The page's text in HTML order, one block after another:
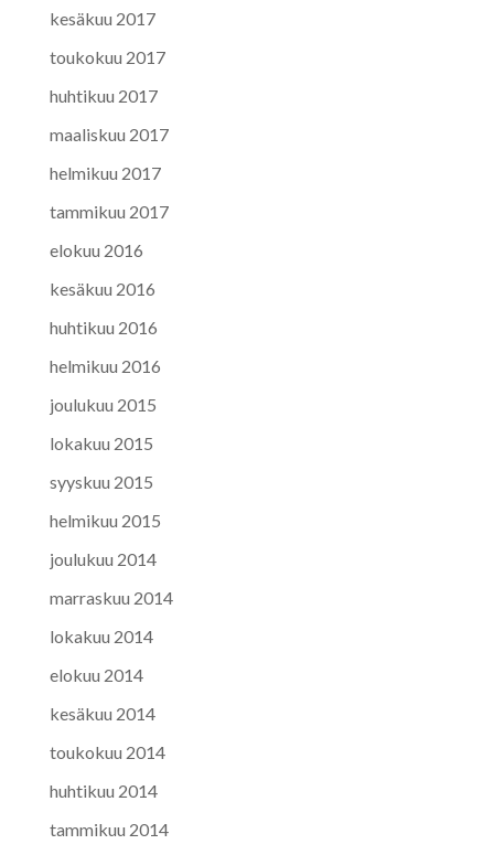
kesäkuu 2017
toukokuu 2017
huhtikuu 2017
maaliskuu 2017
helmikuu 2017
tammikuu 2017
elokuu 2016
kesäkuu 2016
huhtikuu 2016
helmikuu 2016
joulukuu 2015
lokakuu 2015
syyskuu 2015
helmikuu 2015
joulukuu 2014
marraskuu 2014
lokakuu 2014
elokuu 2014
kesäkuu 2014
toukokuu 2014
huhtikuu 2014
tammikuu 2014